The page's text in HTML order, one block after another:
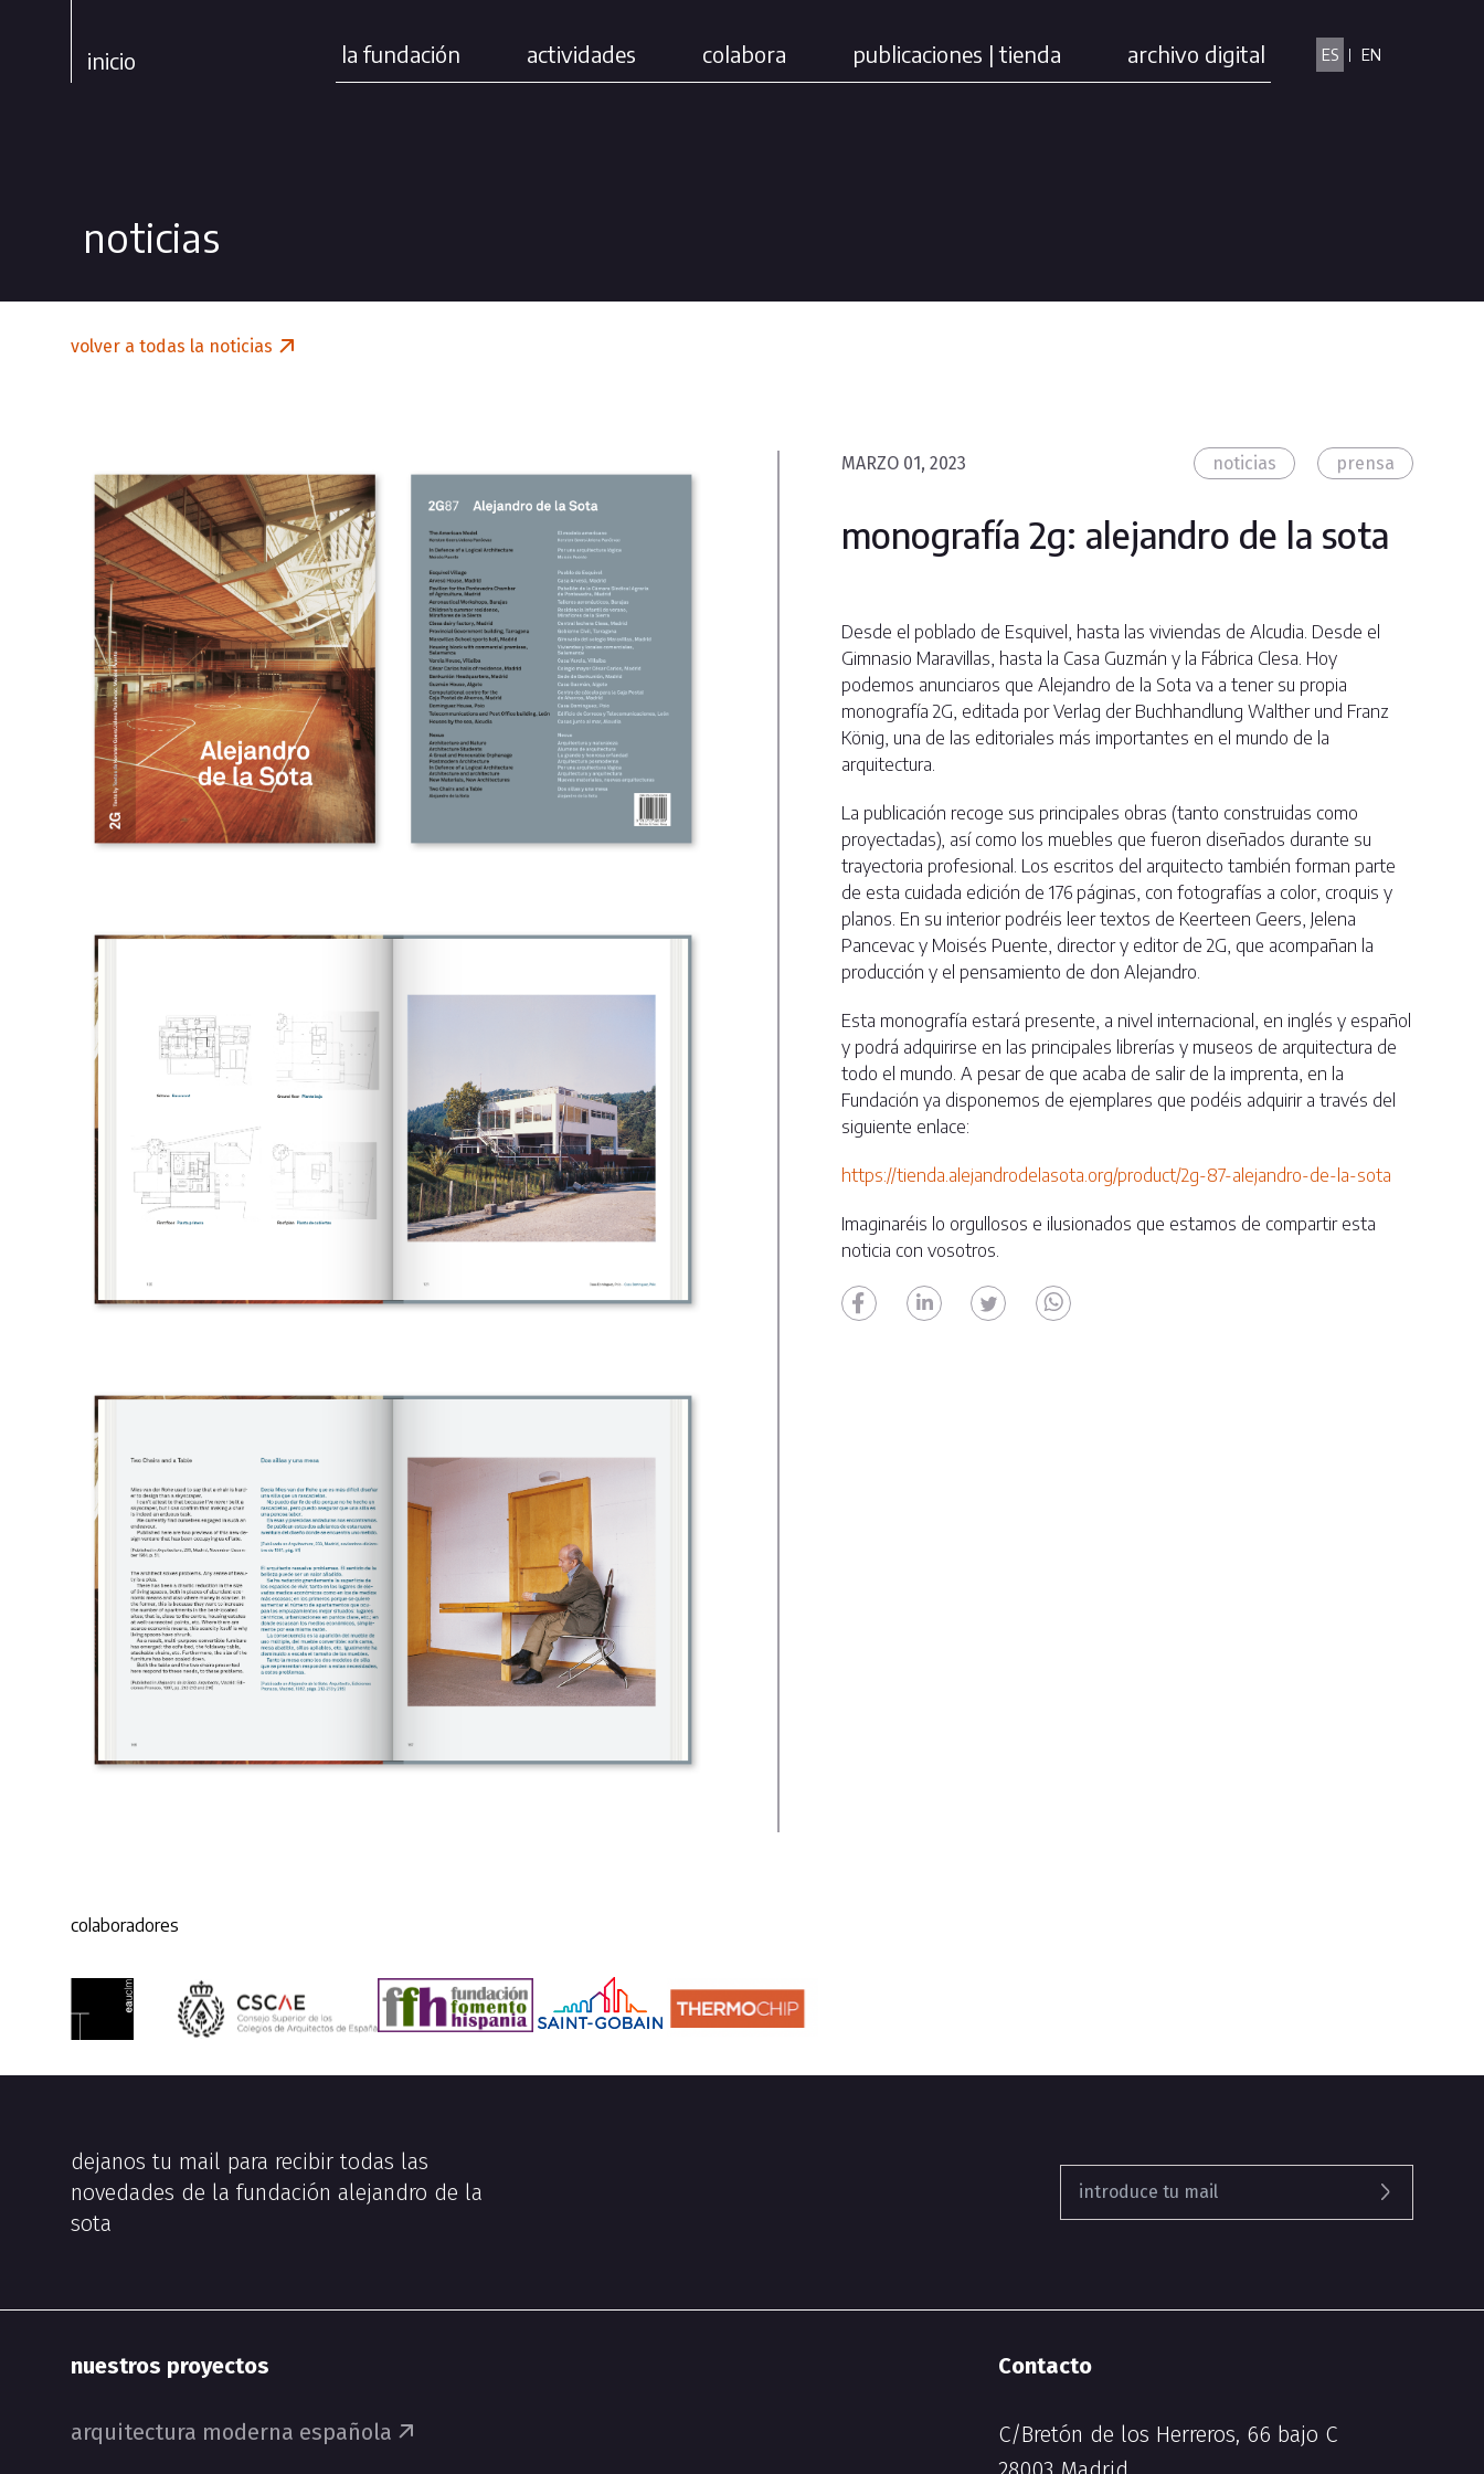
inicio la fundación actividades colabora publicaciones | tienda archivo digital ES EN
noticias
volver a todas la noticias
MARZO 01, 2023 noticias prensa
monografía 2g: alejandro de la sota
Desde el poblado de Esquivel, hasta las viviendas de Alcudia. Desde el
Gimnasio Maravillas, hasta la Casa Guzmán y la Fábrica Clesa. Hoy
podemos anunciaros que Alejandro de la Sota va a tener su propia
monografía 2G, editada por Verlag der Buchhandlung Walther und Franz
König, una de las editoriales más importantes en el mundo de la
arquitectura.
La publicación recoge sus principales obras (tanto construidas como
proyectadas), así como los muebles que fueron diseñados durante su
trayectoria profesional. Los escritos del arquitecto también forman parte
de esta cuidada edición de 176 páginas, con fotografías a color, croquis y
planos. En su interior podréis leer textos de Keerteen Geers, Jelena
Pancevac y Moisés Puente, director y editor de 2G, que acompañan la
producción y el pensamiento de don Alejandro.
Esta monografía estará presente, a nivel internacional, en inglés y español
y podrá adquirirse en las principales librerías y museos de arquitectura de
todo el mundo. A pesar de que acaba de salir de la imprenta, en la
Fundación ya disponemos de ejemplares que podéis adquirir a través del
siguiente enlace:
https://tienda.alejandrodelasota.org/product/2g-87-alejandro-de-la-sota
Imaginaréis lo orgullosos e ilusionados que estamos de compartir esta
noticia con vosotros.
colaboradores
dejanos tu mail para recibir todas las
novedades de la fundación alejandro de la
sota
nuestros proyectos
arquitectura moderna española
Contacto
C/Bretón de los Herreros, 66 bajo C